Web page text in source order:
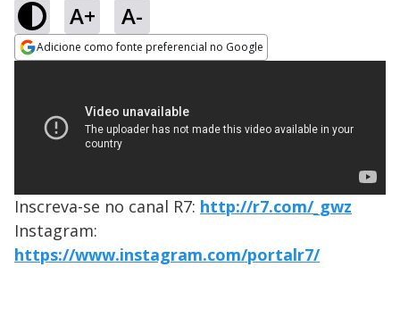
A+ A-
Adicione como fonte preferencial no Google
Inscreva-se no canal R7: http://r7.com/_gwz
Instagram:
https://www.instagram.com/portalr7/